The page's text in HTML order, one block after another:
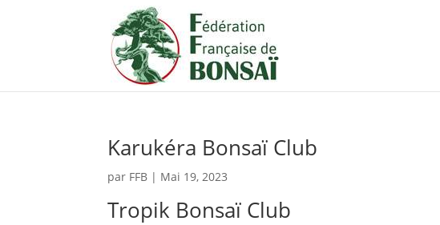
Karukéra Bonsaï Club
par FFB | Mai 19, 2023
Tropik Bonsaï Club